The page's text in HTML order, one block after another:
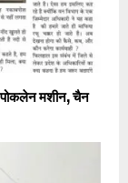
पोकलेन मशीन, चैन